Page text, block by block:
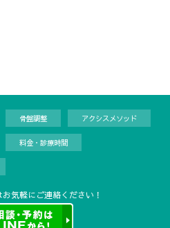
気軽にご連絡ください！
骨盤調整 アクシスメソッド
料金・診療時間